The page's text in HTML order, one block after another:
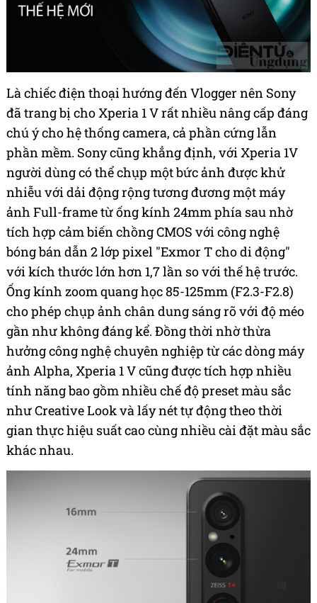
Là chiếc điện thoại hướng đến Vlogger nên Sony
đã trang bị cho Xperia 1 V rất nhiều nâng cấp đáng
chú ý cho hệ thống camera, cả phần cứng lẫn
phần mềm. Sony cũng khẳng định, với Xperia 1V
người dùng có thể chụp một bức ảnh được khử
nhiễu với dải động rộng tương đương một máy
ảnh Full-frame từ ống kính 24mm phía sau nhờ
tích hợp cảm biến chồng CMOS với công nghệ
bóng bán dẫn 2 lớp pixel "Exmor T cho di động"
với kích thước lớn hơn 1,7 lần so với thế hệ trước.
Ống kính zoom quang học 85-125mm (F2.3-F2.8)
cho phép chụp ảnh chân dung sáng rõ với độ méo
gần như không đáng kể. Đồng thời nhờ thừa
hưởng công nghệ chuyên nghiệp từ các dòng máy
ảnh Alpha, Xperia 1 V cũng được tích hợp nhiều
tính năng bao gồm nhiều chế độ preset màu sắc
như Creative Look và lấy nét tự động theo thời
gian thực hiệu suất cao cùng nhiều cài đặt màu sắc
khác nhau.